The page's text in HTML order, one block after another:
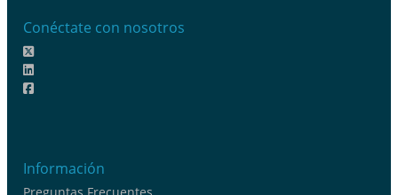
Conéctate con nosotros
Información